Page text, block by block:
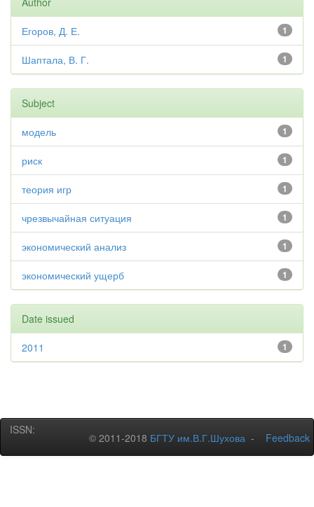
1
Егоров, Д. Е.
1
Шаптала, В. Г.
Subject
1
модель
1
риск
1
теория игр
1
чрезвычайная ситуация
1
экономический анализ
1
экономический ущерб
Date issued
1
2011
ISSN:
© 2011-2018 БГТУ им.В.Г.Шухова - Feedback